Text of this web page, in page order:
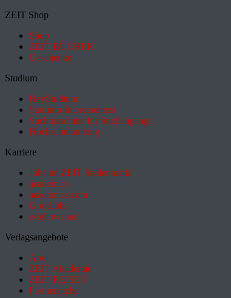
ZEIT Shop
Shop
ZEIT BÜCHER
Geschenke
Studium
HeyStudium
Studium-Interessentest
Suchmaschine für Studiengänge
Hochschulranking
Karriere
Jobs im ZEIT Stellenmarkt
academics
academics.com
GoodJobs
e-fellows.net
Verlagsangebote
Abo
ZEIT Akademie
ZEIT REISEN
Partnersuche